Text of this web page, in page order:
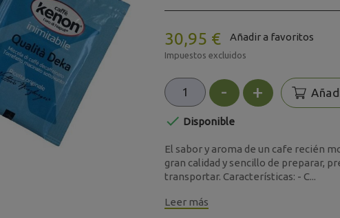
30,95 € Añadir a favoritos
Impuestos excluidos
- +
 Disponible
El sabor y aroma de un cafe recién
gran calidad y sencillo de preparar,
transportar. Características: - C...
Leer más